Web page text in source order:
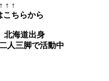
↑ ↑
こちらから
北海道出身
人三脚で活動中